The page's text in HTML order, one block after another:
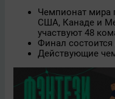
Чемпионат мира
США, Канаде и
участвуют 48
Финал
Действующие